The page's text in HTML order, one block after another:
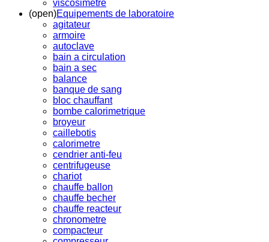
viscosimetre
(open)Equipements de laboratoire
agitateur
armoire
autoclave
bain a circulation
bain a sec
balance
banque de sang
bloc chauffant
bombe calorimetrique
broyeur
caillebotis
calorimetre
cendrier anti-feu
centrifugeuse
chariot
chauffe ballon
chauffe becher
chauffe reacteur
chronometre
compacteur